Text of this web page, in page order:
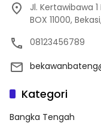
Jl. Kertawibawa
BOX 11000,
08123456789
Kategori
Bangka Tengah